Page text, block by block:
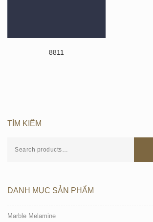
8811
TÌM KIẾM
DANH MỤC SẢN PHẨM
Marble Melamine